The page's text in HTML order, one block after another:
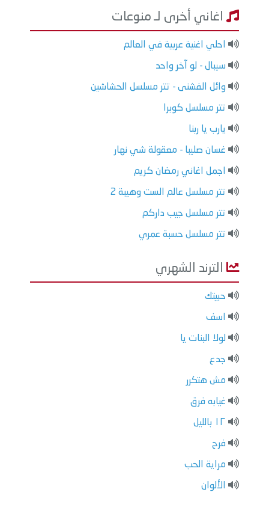
اغاني أخرى لـ منوعات
احلي اغنية عربية في العالم
سيبال - لو آخر واحد
وائل الفشنى - تتر مسلسل الحشاشين
تتر مسلسل كوبرا
يارب يا ربنا
غسان صليبا - معقولة شي نهار
اجمل اغاني رمضان كريم
تتر مسلسل عالم الست وهيبة 2
تتر مسلسل جيب داركم
تتر مسلسل حسبة عمري
الترند الشهري
حبيتك
اسف
لولا البنات يا
جدع
مش هتكرر
غيابه فرق
١٢ بالليل
فرح
مراية الحب
الألوان